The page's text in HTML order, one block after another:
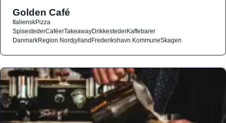
Golden Café
ItalienskPizza
SpisestederCaféerTakeawayDrikkestederKaffebarer
DanmarkRegion NordjyllandFrederikshavn KommuneSkagen